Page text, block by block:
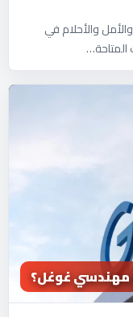
والأحلام في
المتاحة…
مهندسي غوغل؟